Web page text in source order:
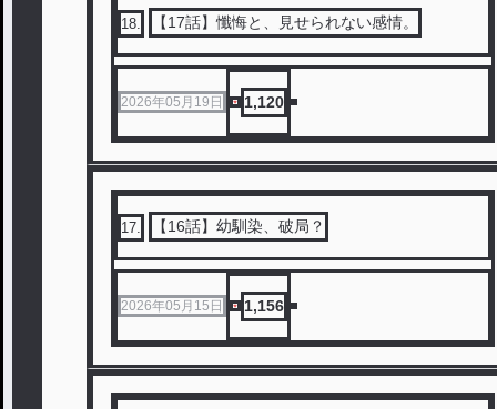
18 【17話】懺悔と、見せられない感情。
2026年05月19日 1,120
17 【16話】幼馴染、破局？
2026年05月15日 1,156